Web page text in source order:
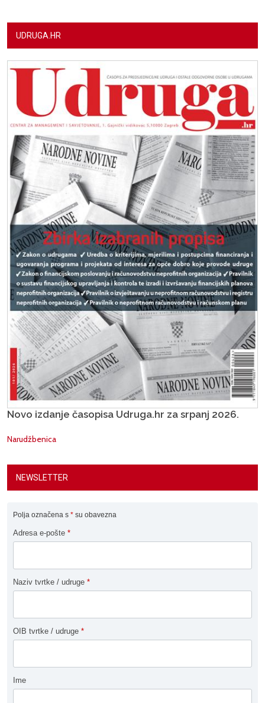
UDRUGA.HR
Novo izdanje časopisa Udruga.hr za srpanj 2026.
Narudžbenica
NEWSLETTER
Polja označena s * su obavezna
Adresa e-pošte *
Naziv tvrtke / udruge *
OIB tvrtke / udruge *
Ime